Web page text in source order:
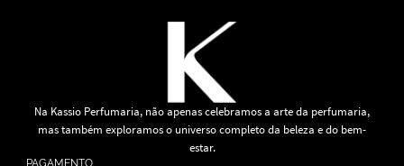
Na Kassio Perfumaria, não apenas celebramos a arte da perfumaria,
mas também exploramos o universo completo da beleza e do bem-
estar.
PAGAMENTO